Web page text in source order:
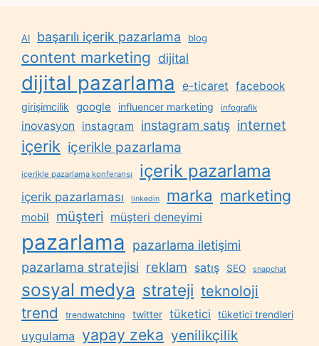
AI başarılı içerik pazarlama blog
content marketing dijital
dijital pazarlama e-ticaret facebook
girişimcilik google influencer marketing infografik
inovasyon instagram instagram satış internet
içerik içerikle pazarlama
içerikle pazarlama konferansı içerik pazarlama
içerik pazarlaması linkedin marka marketing
mobil müşteri müşteri deneyimi
pazarlama
pazarlama iletişimi
pazarlama stratejisi reklam satış SEO snapchat
sosyal medya strateji teknoloji
trend trendwatching twitter tüketici tüketici trendleri
uygulama yapay zeka yenilikçilik